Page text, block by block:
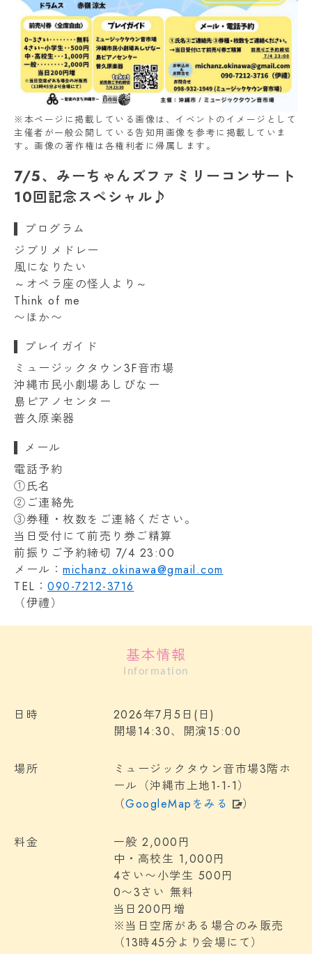
※本ページに掲載している画像は、イベントのイメージとして
主催者が一般公開している告知用画像を参考に掲載していま
す。画像の著作権は各権利者に帰属します。
7/5、みーちゃんズファミリーコンサート
10回記念スペシャル♪
プログラム
ジブリメドレー
風になりたい
～オペラ座の怪人より～
Think of me
〜ほか〜
プレイガイド
ミュージックタウン3F音市場
沖縄市民小劇場あしびなー
島ピアノセンター
普久原楽器
メール
電話予約
①氏名
②ご連絡先
③券種・枚数をご連絡ください。
当日受付にて前売り券ご精算
前振りご予約締切 7/4 23:00
メール： michanz.okinawa@gmail.com
TEL： 090-7212-3716
（伊禮）
基本情報
Information
日時
2026年7月5日(日)
開場14:30、開演15:00
場所
ミュージックタウン音市場3階ホ
ール（沖縄市上地1-1-1）
（GoogleMapをみる ）
料金
一般 2,000円
中・高校生 1,000円
4さい〜小学生 500円
0〜3さい 無料
当日200円増
※当日空席がある場合のみ販売
（13時45分より会場にて）